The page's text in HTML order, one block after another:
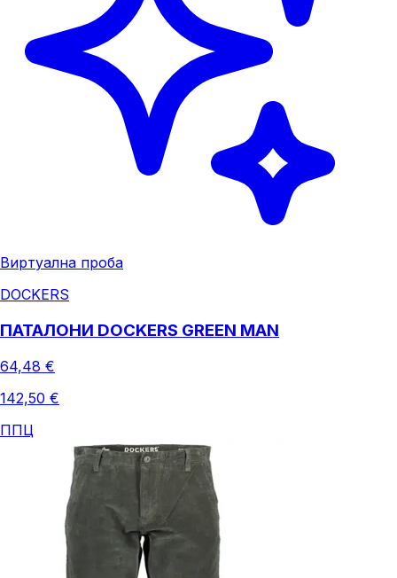
Виртуална проба
DOCKERS
ПАТАЛОНИ DOCKERS GREEN MAN
64,48 €
142,50 €
ППЦ